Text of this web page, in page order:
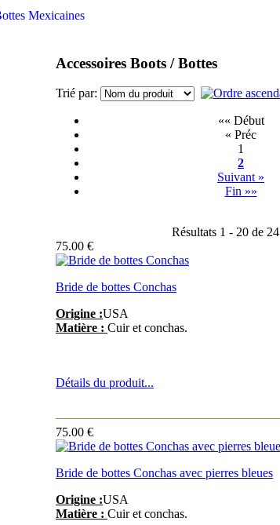
Accessoires Boots / Bottes
Trié par:
«« Début
« Préc
1
2
Suivant »
Fin »»
Résultats 1 - 20 de 24
75.00 €
Bride de bottes Conchas
Origine :USA
Matière : Cuir et conchas.
Détails du produit...
75.00 €
Bride de bottes Conchas avec pierres bleues
Origine :USA
Matière : Cuir et conchas.